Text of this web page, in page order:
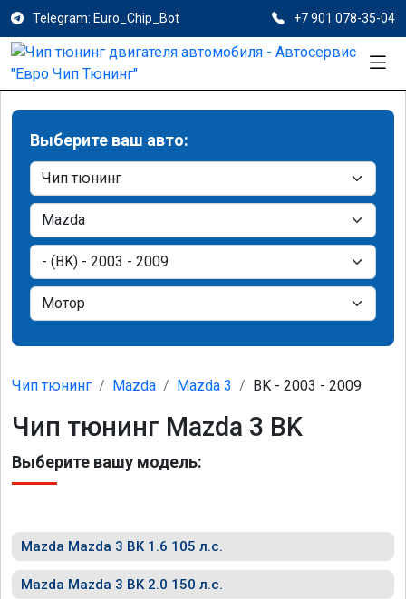
Telegram: Euro_Chip_Bot +7 901 078-35-04
Выберите ваш авто:
Чип тюнинг Mazda Mazda 3 BK - 2003 - 2009
Чип тюнинг Mazda 3 BK
Выберите вашу модель:
Mazda Mazda 3 BK 1.6 105 л.с.
Mazda Mazda 3 BK 2.0 150 л.с.